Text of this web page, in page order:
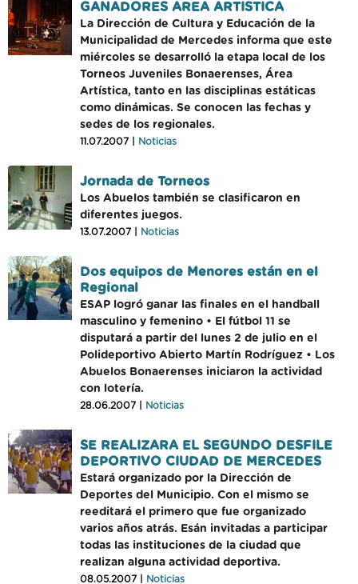
GANADORES AREA ARTISTICA
La Dirección de Cultura y Educación de la
Municipalidad de Mercedes informa que este
miércoles se desarrolló la etapa local de los
Torneos Juveniles Bonaerenses, Área
Artística, tanto en las disciplinas estáticas
como dinámicas. Se conocen las fechas y
sedes de los regionales.
11.07.2007 | Noticias
Jornada de Torneos
Los Abuelos también se clasificaron en
diferentes juegos.
13.07.2007 | Noticias
Dos equipos de Menores están en el
Regional
ESAP logró ganar las finales en el handball
masculino y femenino • El fútbol 11 se
disputará a partir del lunes 2 de julio en el
Polideportivo Abierto Martín Rodríguez • Los
Abuelos Bonaerenses iniciaron la actividad
con lotería.
28.06.2007 | Noticias
SE REALIZARA EL SEGUNDO DESFILE
DEPORTIVO CIUDAD DE MERCEDES
Estará organizado por la Dirección de
Deportes del Municipio. Con el mismo se
reeditará el primero que fue organizado
varios años atrás. Esán invitadas a participar
todas las instituciones de la ciudad que
realizan alguna actividad deportiva.
08.05.2007 | Noticias